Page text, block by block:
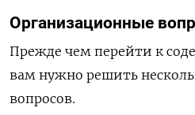
Организационные
Прежде чем перейти к
вам нужно решить
вопросов.